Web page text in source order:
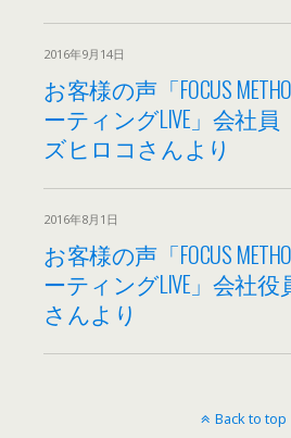
2016年9月14日
お客様の声「FOCUS
ーティングLIVE」会社
ズヒロコさんより
2016年8月1日
お客様の声「FOCUS
ーティングLIVE」会社
さんより
Back to top